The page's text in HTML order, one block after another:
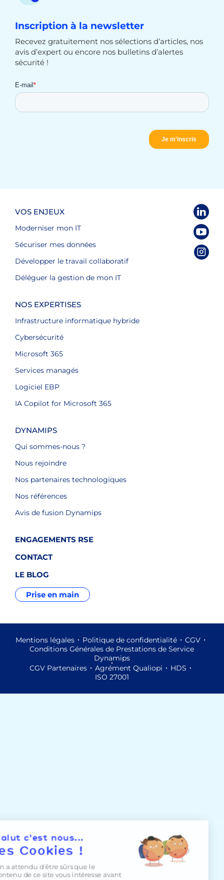
Inscription à la newsletter
Recevez gratuitement nos sélections d’articles, nos
avis d’expert ou encore nos bulletins d’alertes
sécurité !
VOS ENJEUX
Moderniser mon IT
Sécuriser mes données
Développer le travail collaboratif
Déléguer la gestion de mon IT
NOS EXPERTISES
Infrastructure informatique hybride
Cybersécurité
Microsoft 365
Services managés
Logiciel EBP
IA Copilot for Microsoft 365
DYNAMIPS
Qui sommes-nous ?
Nous rejoindre
Nos partenaires technologiques
Nos références
Avis de fusion Dynamips
ENGAGEMENTS RSE
CONTACT
LE BLOG
Prise en main
Mentions légales Politique de confidentialité
CGV
Conditions Générales de Prestations de Service
Dynamips
CGV Partenaires
Agrément Qualiopi
HDS
ISO 27001